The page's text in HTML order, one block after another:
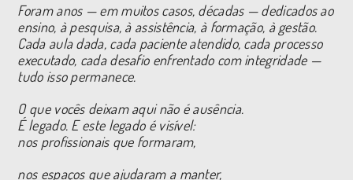
Foram anos — em muitos casos, décadas — dedicados ao
ensino, à pesquisa, à assistência, à formação, à gestão.
Cada aula dada, cada paciente atendido, cada processo
executado, cada desafio enfrentado com integridade —
tudo isso permanece.
O que vocês deixam aqui não é ausência.
É legado. E este legado é visível:
nos profissionais que formaram,
nos espaços que ajudaram a manter,